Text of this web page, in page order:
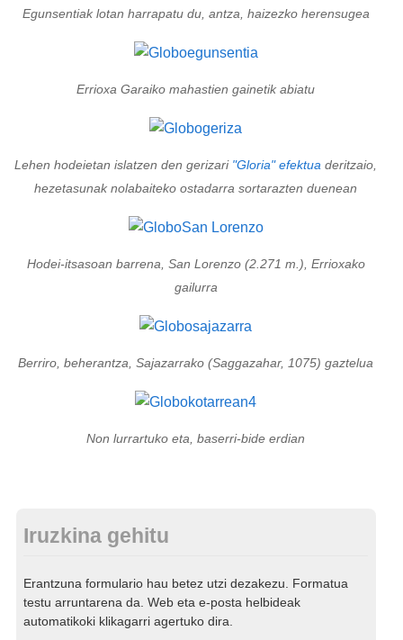
Egunsentiak lotan harrapatu du, antza, haizezko herensugea
Errioxa Garaiko mahastien gainetik abiatu
Lehen hodeietan islatzen den gerizari "Gloria" efektuaderitzaio,
hezetasunak nolabaiteko ostadarra sortarazten duenean
Hodei-itsasoan barrena, San Lorenzo (2.271 m.), Errioxako
gailurra
Berriro, beherantza, Sajazarrako (Saggazahar, 1075) gaztelua
Non lurrartuko eta, baserri-bide erdian
Iruzkina gehitu
Erantzuna formulario hau betez utzi dezakezu. Formatua
testu arruntarena da. Web eta e-posta helbideak
automatikoki klikagarri agertuko dira.